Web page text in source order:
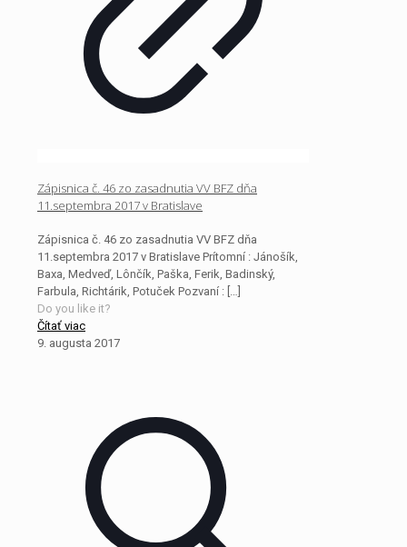
Zápisnica č. 46 zo zasadnutia VV BFZ dňa
11.septembra 2017 v Bratislave
Zápisnica č. 46 zo zasadnutia VV BFZ dňa
11.septembra 2017 v Bratislave Prítomní : Jánošík,
Baxa, Medveď, Lônčík, Paška, Ferik, Badinský,
Farbula, Richtárik, Potuček Pozvaní : […]
Do you like it?
Čítať viac
9. augusta 2017